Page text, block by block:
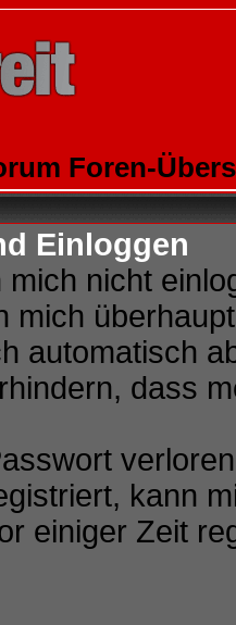
Foren-
Einloggen
nicht
mich
automatisch
dass
kann
einiger Zeit